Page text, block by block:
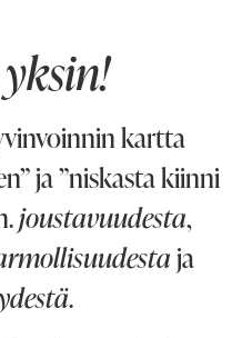
kartta
ja ”niskasta kiinni
joustavuudesta,
ja
.